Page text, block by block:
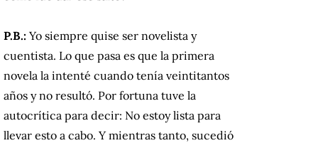
P.B.: Yo siempre quise ser novelista y
cuentista. Lo que pasa es que la primera
novela la intenté cuando tenía veintitantos
años y no resultó. Por fortuna tuve la
autocrítica para decir: No estoy lista para
llevar esto a cabo. Y mientras tanto, sucedió